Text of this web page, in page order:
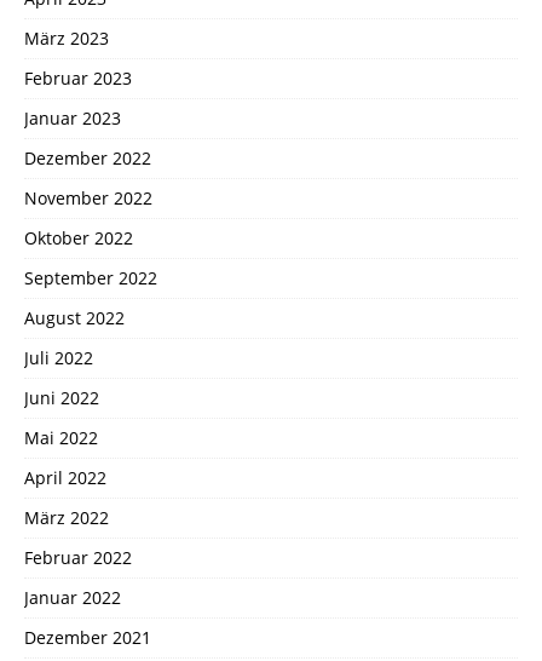
März 2023
Februar 2023
Januar 2023
Dezember 2022
November 2022
Oktober 2022
September 2022
August 2022
Juli 2022
Juni 2022
Mai 2022
April 2022
März 2022
Februar 2022
Januar 2022
Dezember 2021